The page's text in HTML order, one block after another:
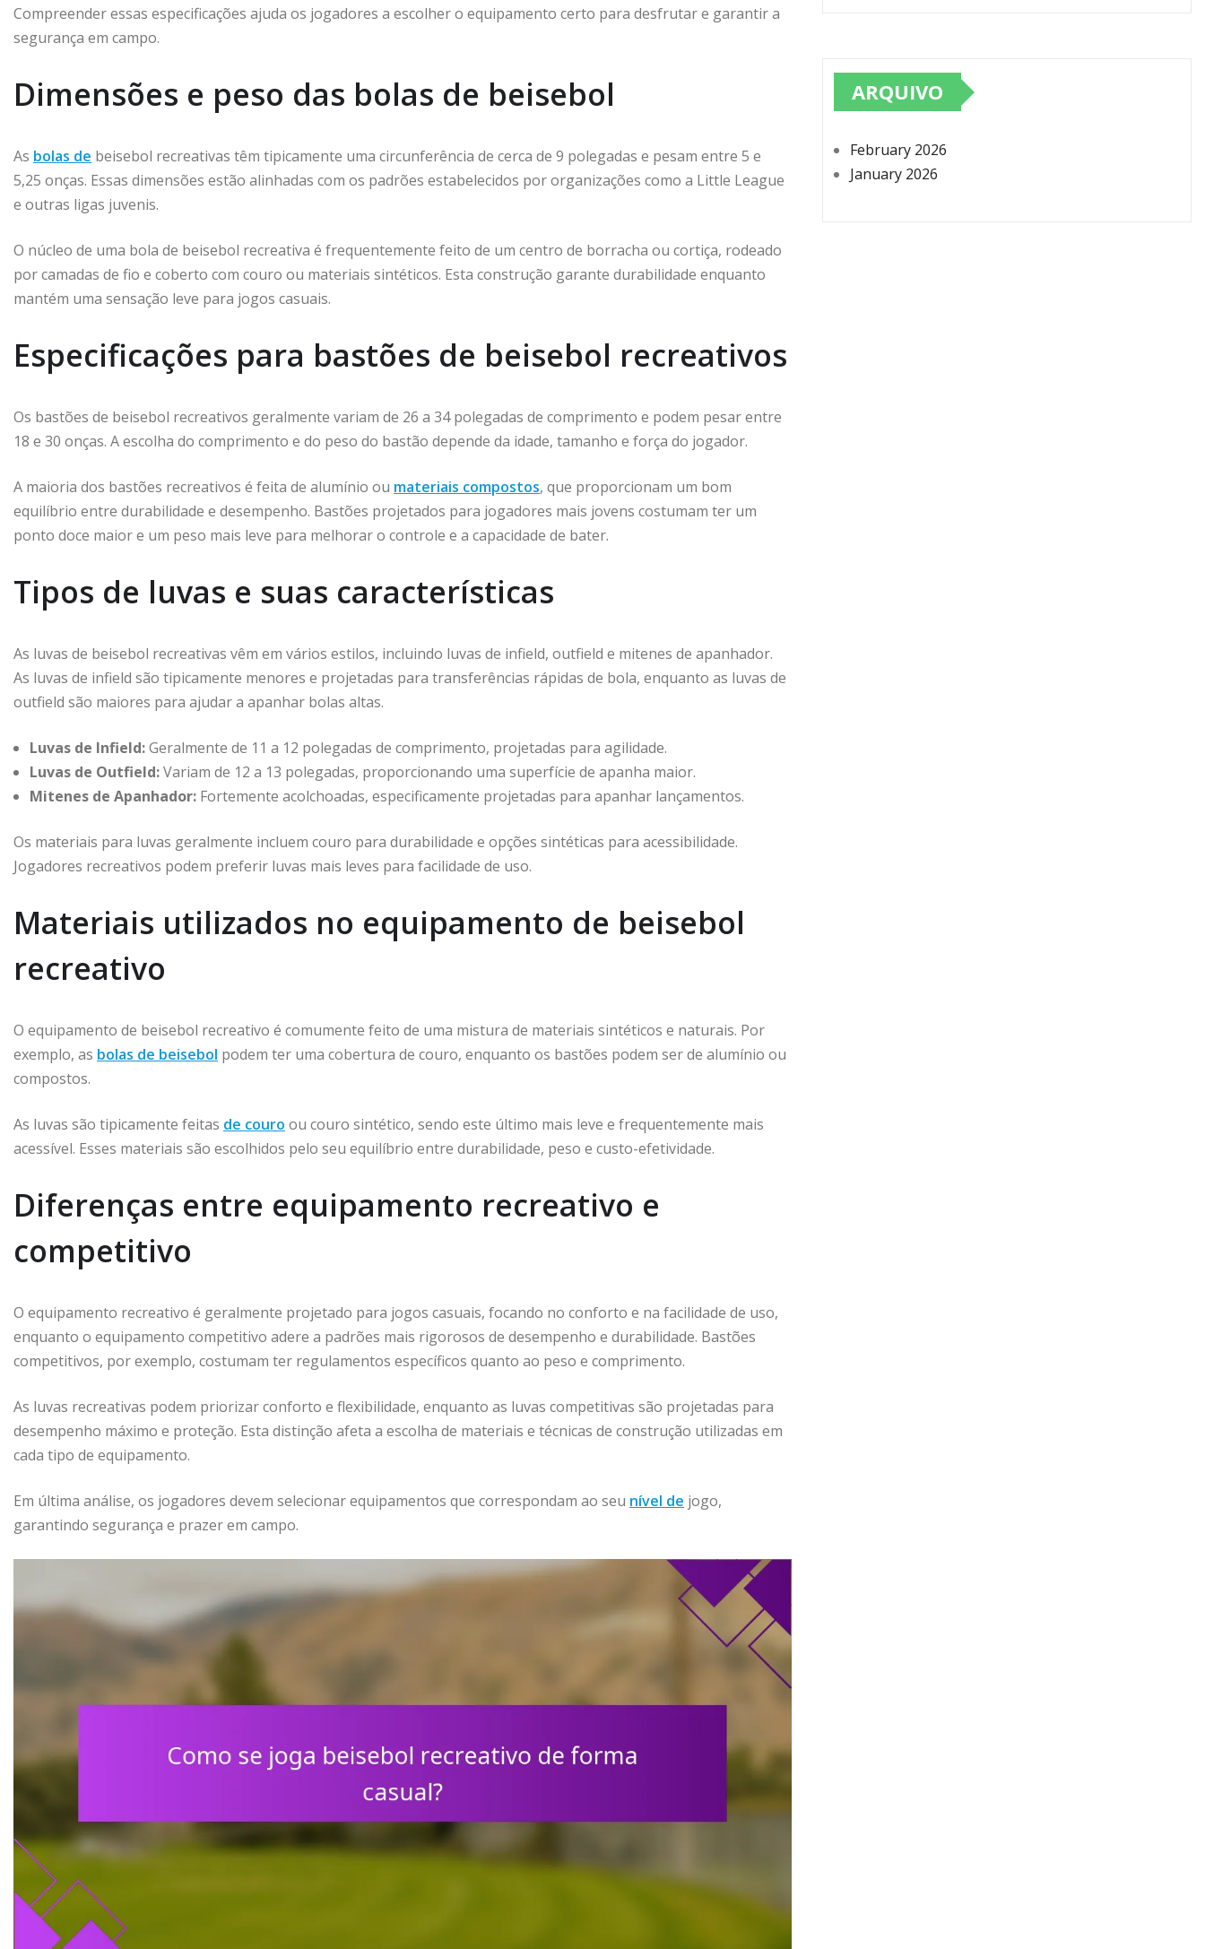
Compreender essas especificações ajuda os jogadores a escolher o equipamento certo para desfrutar e garantir a
segurança em campo.
Dimensões e peso das bolas de beisebol
As bolas de beisebol recreativas têm tipicamente uma circunferência de cerca de 9 polegadas e pesam entre 5 e
5,25 onças. Essas dimensões estão alinhadas com os padrões estabelecidos por organizações como a Little League
e outras ligas juvenis.
O núcleo de uma bola de beisebol recreativa é frequentemente feito de um centro de borracha ou cortiça, rodeado
por camadas de fio e coberto com couro ou materiais sintéticos. Esta construção garante durabilidade enquanto
mantém uma sensação leve para jogos casuais.
Especificações para bastões de beisebol recreativos
Os bastões de beisebol recreativos geralmente variam de 26 a 34 polegadas de comprimento e podem pesar entre
18 e 30 onças. A escolha do comprimento e do peso do bastão depende da idade, tamanho e força do jogador.
A maioria dos bastões recreativos é feita de alumínio ou materiais compostos, que proporcionam um bom
equilíbrio entre durabilidade e desempenho. Bastões projetados para jogadores mais jovens costumam ter um
ponto doce maior e um peso mais leve para melhorar o controle e a capacidade de bater.
Tipos de luvas e suas características
As luvas de beisebol recreativas vêm em vários estilos, incluindo luvas de infield, outfield e mitenes de apanhador.
As luvas de infield são tipicamente menores e projetadas para transferências rápidas de bola, enquanto as luvas de
outfield são maiores para ajudar a apanhar bolas altas.
Luvas de Infield:Geralmente de 11 a 12 polegadas de comprimento, projetadas para agilidade.
Luvas de Outfield:Variam de 12 a 13 polegadas, proporcionando uma superfície de apanha maior.
Mitenes de Apanhador: Fortemente acolchoadas, especificamente projetadas para apanhar lançamentos.
Os materiais para luvas geralmente incluem couro para durabilidade e opções sintéticas para acessibilidade.
Jogadores recreativos podem preferir luvas mais leves para facilidade de uso.
Materiais utilizados no equipamento de beisebol
recreativo
O equipamento de beisebol recreativo é comumente feito de uma mistura de materiais sintéticos e naturais. Por
exemplo, as bolas de beisebol podem ter uma cobertura de couro, enquanto os bastões podem ser de alumínio ou
compostos.
As luvas são tipicamente feitas de couro ou couro sintético, sendo este último mais leve e frequentemente mais
acessível. Esses materiais são escolhidos pelo seu equilíbrio entre durabilidade, peso e custo-efetividade.
Diferenças entre equipamento recreativo e
competitivo
O equipamento recreativo é geralmente projetado para jogos casuais, focando no conforto e na facilidade de uso,
enquanto o equipamento competitivo adere a padrões mais rigorosos de desempenho e durabilidade. Bastões
competitivos, por exemplo, costumam ter regulamentos específicos quanto ao peso e comprimento.
As luvas recreativas podem priorizar conforto e flexibilidade, enquanto as luvas competitivas são projetadas para
desempenho máximo e proteção. Esta distinção afeta a escolha de materiais e técnicas de construção utilizadas em
cada tipo de equipamento.
Em última análise, os jogadores devem selecionar equipamentos que correspondam ao seu nível de jogo,
garantindo segurança e prazer em campo.
ARQUIVO
February 2026
January 2026